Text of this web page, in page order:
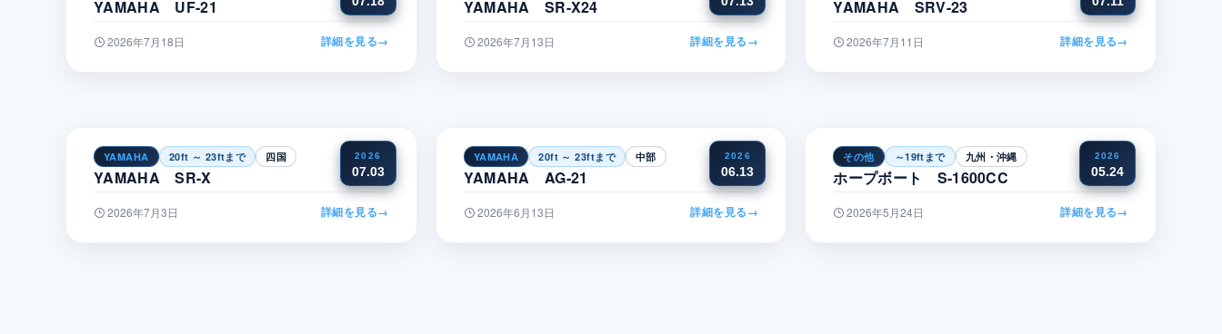
YAMAHA UF-21
2026年7月18日 詳細を見る→
YAMAHA SR-X24
2026年7月13日 詳細を見る→
YAMAHA SRV-23
2026年7月11日 詳細を見る→
2026
07.03
YAMAHA 20ft ～ 23ftまで 四国
YAMAHA SR-X
2026年7月3日 詳細を見る→
2026
06.13
YAMAHA 20ft ～ 23ftまで 中部
YAMAHA AG-21
2026年6月13日 詳細を見る→
2026
05.24
その他 ～19ftまで 九州・沖縄
ホープボート S-1600CC
2026年5月24日 詳細を見る→